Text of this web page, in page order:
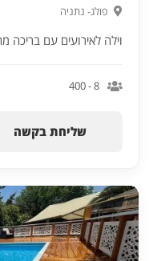
פולג- נתניה
וילה לאירועים עם בריכה
8 - 400
שליחת בקשה